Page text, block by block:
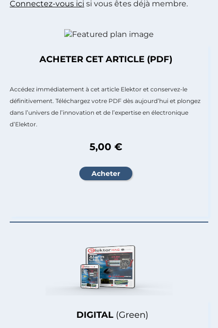
Connectez-vous ici si vous êtes déjà membre.
DIGITAL (Green)
ACHETER CET ARTICLE (PDF)
Accédez immédiatement à cet article Elektor et conservez-le
définitivement. Téléchargez votre PDF dès aujourd’hui et plongez
dans l’univers de l’innovation et de l’expertise en électronique
d’Elektor.
5,00 €